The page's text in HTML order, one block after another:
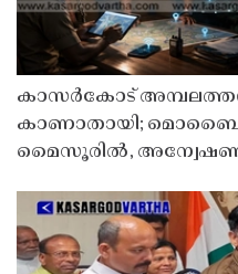
കാസർകോട്
കാണാതായി;
മൈസൂരിൽ,